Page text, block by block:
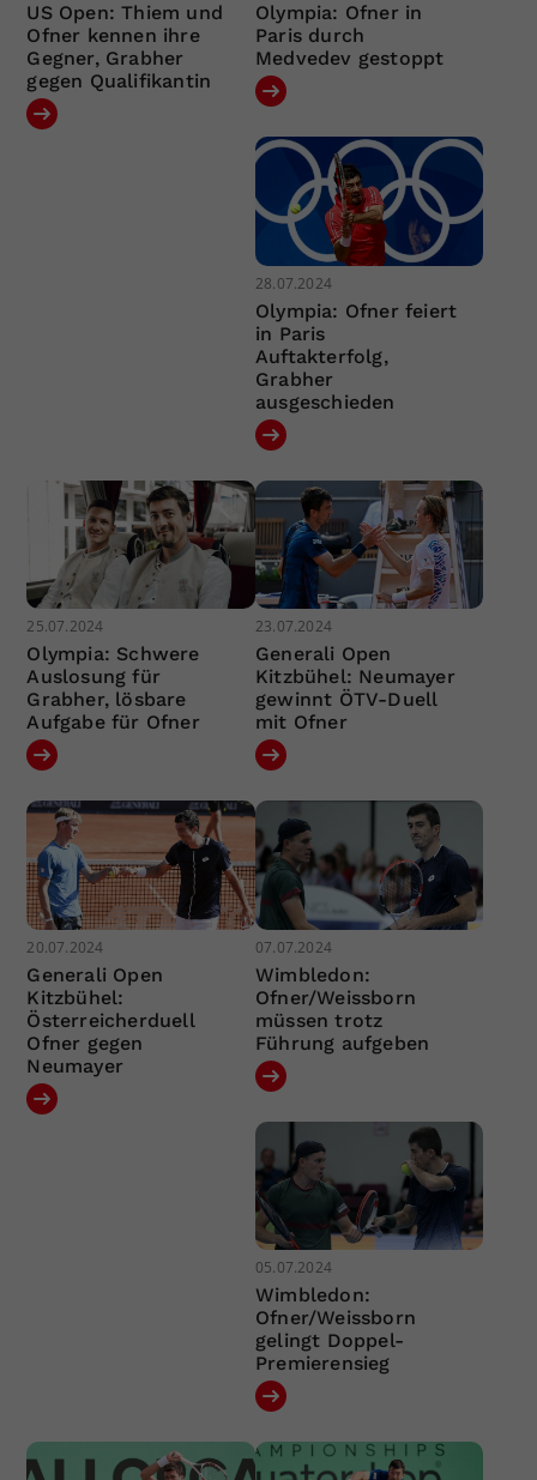
US Open: Thiem und
Ofner kennen ihre
Gegner, Grabher
gegen Qualifikantin
Olympia: Ofner in
Paris durch
Medvedev gestoppt
28.07.2024
Olympia: Ofner feiert
in Paris
Auftakterfolg,
Grabher
ausgeschieden
25.07.2024
Olympia: Schwere
Auslosung für
Grabher, lösbare
Aufgabe für Ofner
23.07.2024
Generali Open
Kitzbühel: Neumayer
gewinnt ÖTV-Duell
mit Ofner
20.07.2024
Generali Open
Kitzbühel:
Österreicherduell
Ofner gegen
Neumayer
07.07.2024
Wimbledon:
Ofner/Weissborn
müssen trotz
Führung aufgeben
05.07.2024
Wimbledon:
Ofner/Weissborn
gelingt Doppel-
Premierensieg